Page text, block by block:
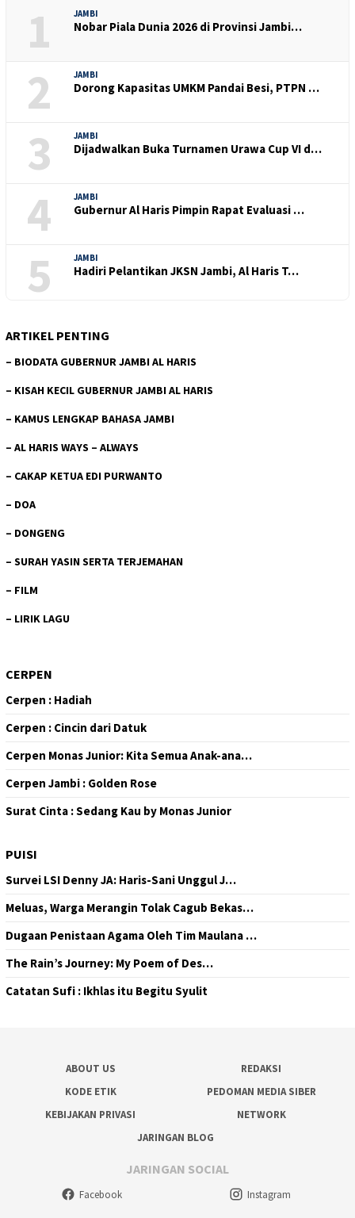
1 JAMBI
Nobar Piala Dunia 2026 di Provinsi Jambi…
2 JAMBI
Dorong Kapasitas UMKM Pandai Besi, PTPN …
3 JAMBI
Dijadwalkan Buka Turnamen Urawa Cup VI d…
4 JAMBI
Gubernur Al Haris Pimpin Rapat Evaluasi …
5 JAMBI
Hadiri Pelantikan JKSN Jambi, Al Haris T…
ARTIKEL PENTING
– BIODATA GUBERNUR JAMBI AL HARIS
– KISAH KECIL GUBERNUR JAMBI AL HARIS
– KAMUS LENGKAP BAHASA JAMBI
– AL HARIS WAYS – ALWAYS
– CAKAP KETUA EDI PURWANTO
– DOA
– DONGENG
– SURAH YASIN SERTA TERJEMAHAN
– FILM
– LIRIK LAGU
CERPEN
Cerpen : Hadiah
Cerpen : Cincin dari Datuk
Cerpen Monas Junior: Kita Semua Anak-ana…
Cerpen Jambi : Golden Rose
Surat Cinta : Sedang Kau by Monas Junior
PUISI
Survei LSI Denny JA: Haris-Sani Unggul J…
Meluas, Warga Merangin Tolak Cagub Bekas…
Dugaan Penistaan Agama Oleh Tim Maulana …
The Rain’s Journey: My Poem of Des…
Catatan Sufi : Ikhlas itu Begitu Syulit
ABOUT US
REDAKSI
KODE ETIK
PEDOMAN MEDIA SIBER
KEBIJAKAN PRIVASI
NETWORK
JARINGAN BLOG
JARINGAN SOCIAL
Facebook Instagram